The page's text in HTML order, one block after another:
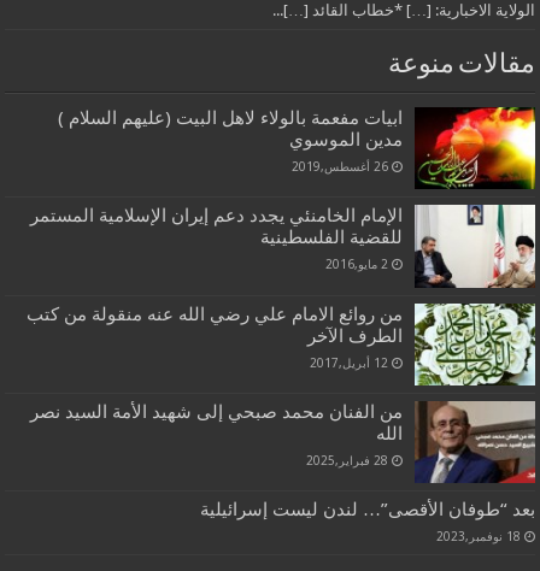
الولاية الاخبارية: […] *خطاب القائد […]...
مقالات منوعة
ابيات مفعمة بالولاء لاهل البيت (عليهم السلام )
مدين الموسوي
26 أغسطس,2019
الإمام الخامنئي يجدد دعم إيران الإسلامية المستمر
للقضية الفلسطينية
2 مايو,2016
من روائع الامام علي رضي الله عنه منقولة من كتب
الطرف الآخر
12 أبريل,2017
من الفنان محمد صبحي إلى شهيد الأمة السيد نصر
الله
28 فبراير,2025
بعد “طوفان الأقصى”… لندن ليست إسرائيلية
18 نوفمبر,2023